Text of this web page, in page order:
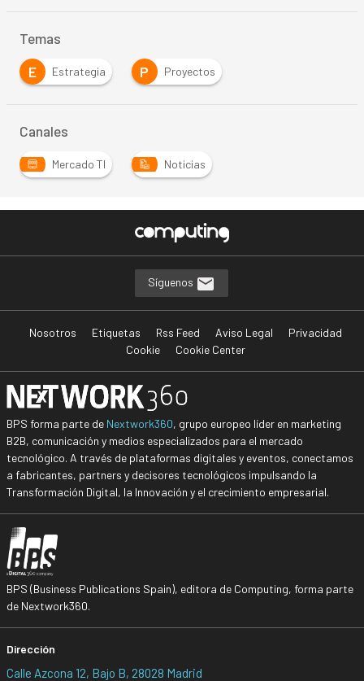
Temas
E
Estrategia P Proyectos
Canales
Mercado TI Noticias
Síguenos
Nosotros Etiquetas Rss Feed Aviso Legal
Privacidad
Cookie
Cookie Center
BPS forma parte de Nextwork360, grupo europeo líder en marketing
B2B, comunicación y medios especializados para el mercado
tecnológico. A través de plataformas digitales y eventos, conectamos
a fabricantes, partners y decisores tecnológicos impulsando la
Transformación Digital, la Innovación y el crecimiento empresarial.
BPS (Business Publications Spain), editora de Computing, forma parte
de Nextwork360.
Dirección
Calle Azcona 12, Bajo B, 28028 Madrid